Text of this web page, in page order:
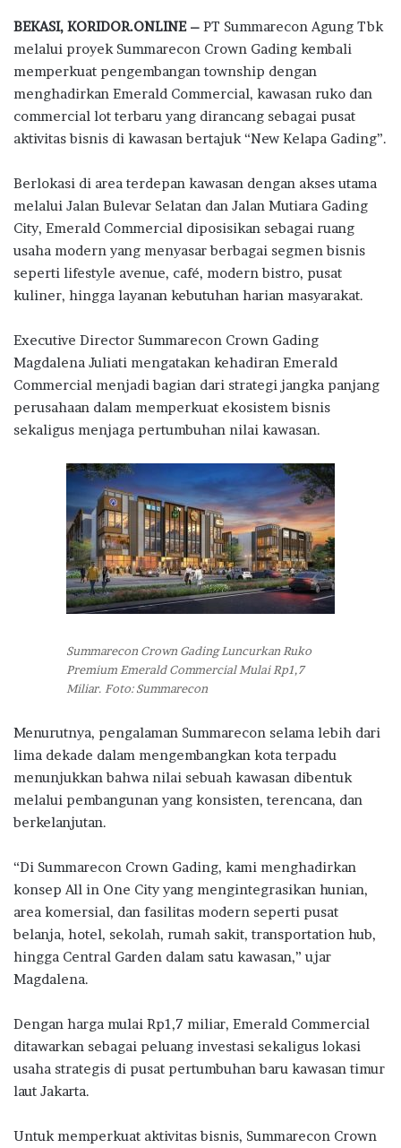
e
b
o
o
k
it
te
r
at
s
A
p
p
e e
g
ra
m
ar
e
BEKASI, KORIDOR.ONLINE – PT Summarecon Agung Tbk
melalui proyek Summarecon Crown Gading kembali
memperkuat pengembangan township dengan
menghadirkan Emerald Commercial, kawasan ruko dan
commercial lot terbaru yang dirancang sebagai pusat
aktivitas bisnis di kawasan bertajuk “New Kelapa Gading”.
Berlokasi di area terdepan kawasan dengan akses utama
melalui Jalan Bulevar Selatan dan Jalan Mutiara Gading
City, Emerald Commercial diposisikan sebagai ruang
usaha modern yang menyasar berbagai segmen bisnis
seperti lifestyle avenue, café, modern bistro, pusat
kuliner, hingga layanan kebutuhan harian masyarakat.
Executive Director Summarecon Crown Gading
Magdalena Juliati mengatakan kehadiran Emerald
Commercial menjadi bagian dari strategi jangka panjang
perusahaan dalam memperkuat ekosistem bisnis
sekaligus menjaga pertumbuhan nilai kawasan.
Summarecon Crown Gading Luncurkan Ruko
Premium Emerald Commercial Mulai Rp1,7
Miliar. Foto: Summarecon
Menurutnya, pengalaman Summarecon selama lebih dari
lima dekade dalam mengembangkan kota terpadu
menunjukkan bahwa nilai sebuah kawasan dibentuk
melalui pembangunan yang konsisten, terencana, dan
berkelanjutan.
“Di Summarecon Crown Gading, kami menghadirkan
konsep All in One City yang mengintegrasikan hunian,
area komersial, dan fasilitas modern seperti pusat
belanja, hotel, sekolah, rumah sakit, transportation hub,
hingga Central Garden dalam satu kawasan,” ujar
Magdalena.
Dengan harga mulai Rp1,7 miliar, Emerald Commercial
ditawarkan sebagai peluang investasi sekaligus lokasi
usaha strategis di pusat pertumbuhan baru kawasan timur
laut Jakarta.
Untuk memperkuat aktivitas bisnis, Summarecon Crown